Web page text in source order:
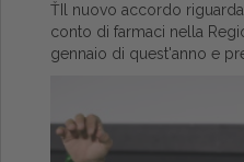
ŤIl nuovo accordo
conto di farmaci nella
gennaio di quest'anno e